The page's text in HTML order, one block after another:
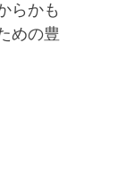
らかも
めの豊